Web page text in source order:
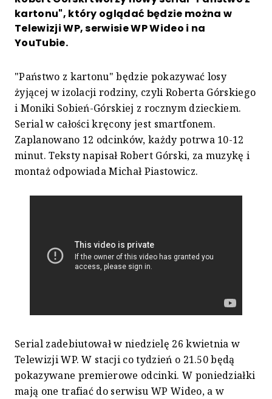
kartonu", który oglądać będzie można w
Telewizji WP, serwisie WP Wideo i na
YouTubie.
"Państwo z kartonu" będzie pokazywać losy
żyjącej w izolacji rodziny, czyli Roberta Górskiego
i Moniki Sobień-Górskiej z rocznym dzieckiem.
Serial w całości kręcony jest smartfonem.
Zaplanowano 12 odcinków, każdy potrwa 10-12
minut. Teksty napisał Robert Górski, za muzykę i
montaż odpowiada Michał Piastowicz.
Serial zadebiutował w niedzielę 26 kwietnia w
Telewizji WP. W stacji co tydzień o 21.50 będą
pokazywane premierowe odcinki. W poniedziałki
mają one trafiać do serwisu WP Wideo, a w